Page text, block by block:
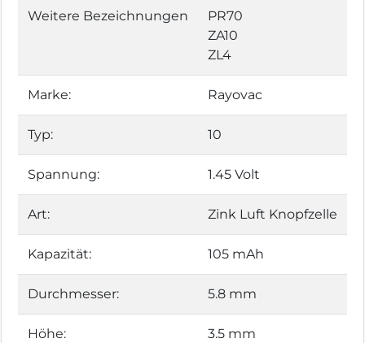
Weitere Bezeichnungen
PR70
ZA10
ZL4
Marke: Rayovac
Typ: 10
Spannung: 1.45 Volt
Art: Zink Luft Knopfzelle
Kapazität: 105 mAh
Durchmesser: 5.8 mm
Höhe: 3.5 mm